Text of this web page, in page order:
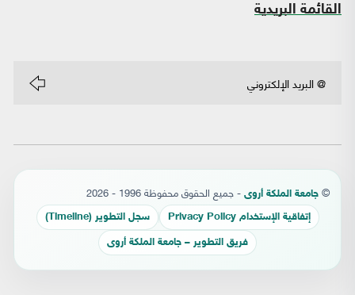
القائمة البريدية
© جامعة الملكة أروى - جميع الحقوق محفوظة 1996 - 2026
إتفاقية الإستخدام Privacy Policy سجل التطوير (Timeline)
فريق التطوير – جامعة الملكة أروى